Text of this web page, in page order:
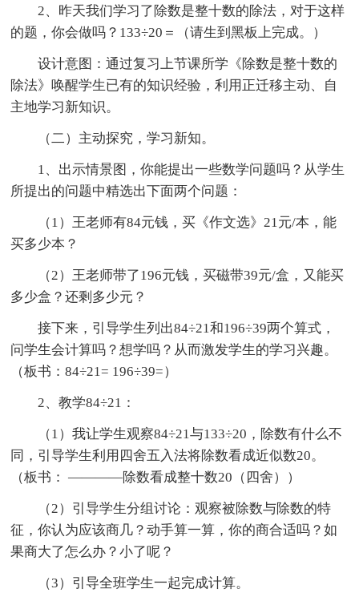
2、昨天我们学习了除数是整十数的除法，对于这样
的题，你会做吗？133÷20＝（请生到黑板上完成。）
设计意图：通过复习上节课所学《除数是整十数的
除法》唤醒学生已有的知识经验，利用正迁移主动、自
主地学习新知识。
（二）主动探究，学习新知。
1、出示情景图，你能提出一些数学问题吗？从学生
所提出的问题中精选出下面两个问题：
（1）王老师有84元钱，买《作文选》21元/本，能
买多少本？
（2）王老师带了196元钱，买磁带39元/盒，又能买
多少盒？还剩多少元？
接下来，引导学生列出84÷21和196÷39两个算式，
问学生会计算吗？想学吗？从而激发学生的学习兴趣。
（板书：84÷21= 196÷39=）
2、教学84÷21：
（1）我让学生观察84÷21与133÷20，除数有什么不
同，引导学生利用四舍五入法将除数看成近似数20。
（板书： ————除数看成整十数20（四舍））
（2）引导学生分组讨论：观察被除数与除数的特
征，你认为应该商几？动手算一算，你的商合适吗？如
果商大了怎么办？小了呢？
（3）引导全班学生一起完成计算。